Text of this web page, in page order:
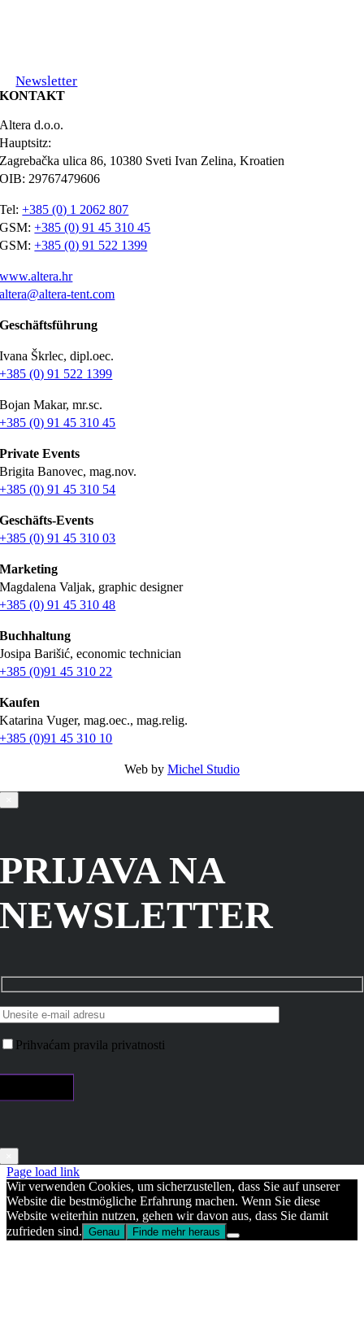
Newsletter
KONTAKT
Altera d.o.o.
Hauptsitz:
Zagrebačka ulica 86, 10380 Sveti Ivan Zelina, Kroatien
OIB: 29767479606
Tel:+385 (0) 1 2062 807
GSM:+385 (0) 91 45 310 45
GSM:+385 (0) 91 522 1399
www.altera.hr
altera@altera-tent.com
Geschäftsführung
Ivana Škrlec, dipl.oec.
+385 (0) 91 522 1399
Bojan Makar, mr.sc.
+385 (0) 91 45 310 45
Private Events
Brigita Banovec, mag.nov.
+385 (0) 91 45 310 54
Geschäfts-Events
+385 (0) 91 45 310 03
Marketing
Magdalena Valjak, graphic designer
+385 (0) 91 45 310 48
Buchhaltung
Josipa Barišić, economic technician
+385 (0)91 45 310 22
Kaufen
Katarina Vuger, mag.oec., mag.relig.
+385 (0)91 45 310 10
Web by Michel Studio
PRIJAVA NA
NEWSLETTER
Prihvaćam pravila privatnosti
Page load link
Wir verwenden Cookies, um sicherzustellen, dass Sie auf unserer
Website die bestmögliche Erfahrung machen. Wenn Sie diese
Website weiterhin nutzen, gehen wir davon aus, dass Sie damit
zufrieden sind. Genau Finde mehr heraus